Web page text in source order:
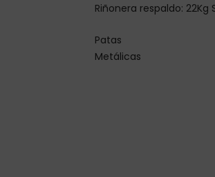
Riñonera respaldo:
Patas
Metálicas